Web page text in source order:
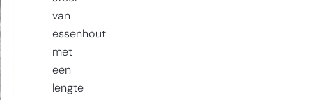
van
essenhout
met
een
lengte